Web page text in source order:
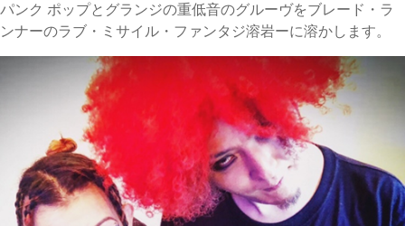
パンク ポップとグランジの重低音のグルーヴをブレード・ラ
ンナーのラブ・ミサイル・ファンタジ溶岩ーに溶かします。